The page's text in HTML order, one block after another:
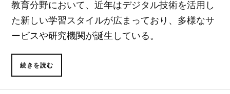
教育分野において、近年はデジタル技術を活用し
た新しい学習スタイルが広まっており、多様なサ
ービスや研究機関が誕生している。
続きを読む